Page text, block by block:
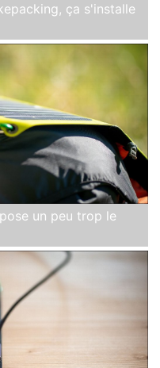
ça s'installe
un peu trop le